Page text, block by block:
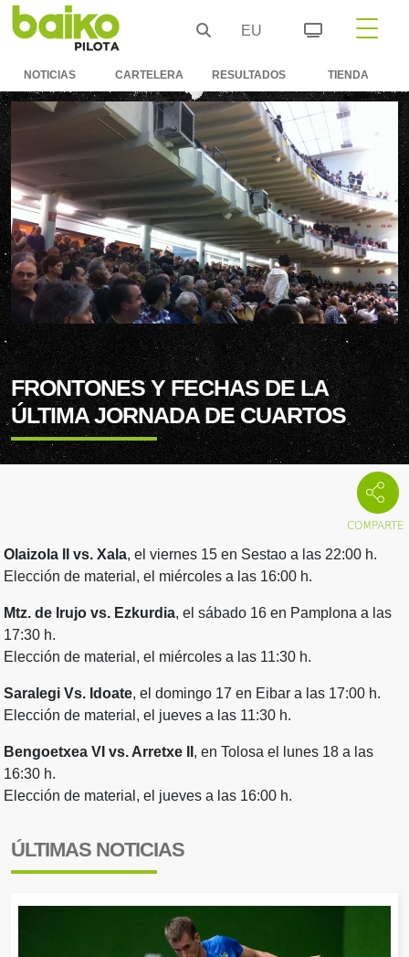
EU
NOTICIAS CARTELERA RESULTADOS TIENDA
FRONTONES Y FECHAS DE LA
ÚLTIMA JORNADA DE CUARTOS
Olaizola II vs. Xala, el viernes 15 en Sestao a las 22:00 h.
Elección de material, el miércoles a las 16:00 h.
Mtz. de Irujo vs. Ezkurdia, el sábado 16 en Pamplona a las
17:30 h.
Elección de material, el miércoles a las 11:30 h.
Saralegi Vs. Idoate, el domingo 17 en Eibar a las 17:00 h.
Elección de material, el jueves a las 11:30 h.
Bengoetxea VI vs. Arretxe II , en Tolosa el lunes 18 a las
16:30 h.
Elección de material, el jueves a las 16:00 h.
ÚLTIMAS NOTICIAS